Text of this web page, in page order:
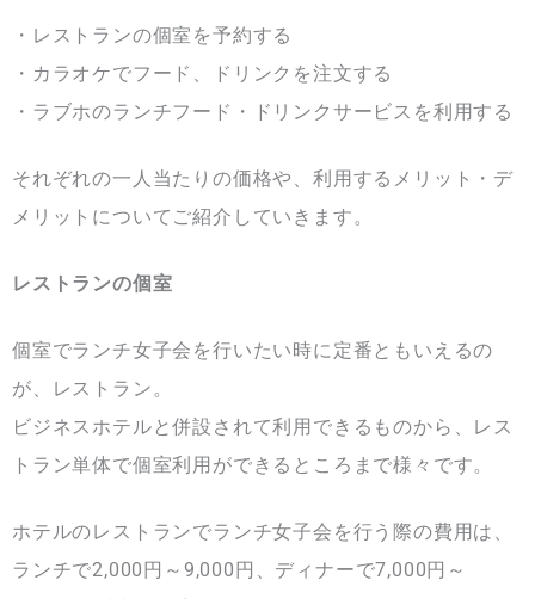
・レストランの個室を予約する
・カラオケでフード、ドリンクを注文する
・ラブホのランチフード・ドリンクサービスを利用する
それぞれの一人当たりの価格や、利用するメリット・デ
メリットについてご紹介していきます。
レストランの個室
個室でランチ女子会を行いたい時に定番ともいえるの
が、レストラン。
ビジネスホテルと併設されて利用できるものから、レス
トラン単体で個室利用ができるところまで様々です。
ホテルのレストランでランチ女子会を行う際の費用は、
ランチで2,000円～9,000円、ディナーで7,000円～